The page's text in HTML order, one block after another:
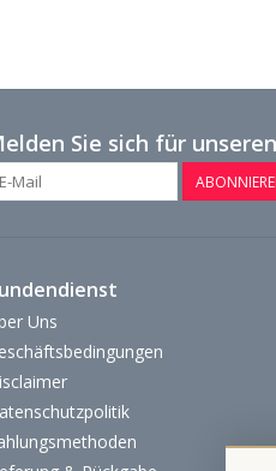
Sie sich für
Uns